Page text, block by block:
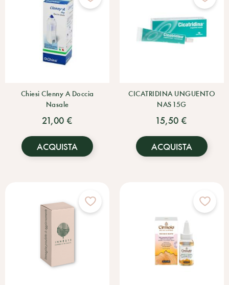
Chiesi Clenny A Doccia
Nasale
21,00 €
ACQUISTA
CICATRIDINA UNGUENTO
NAS 15G
15,50 €
ACQUISTA